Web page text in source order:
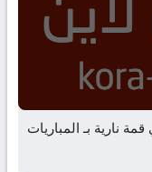
نارية بـ المباريات